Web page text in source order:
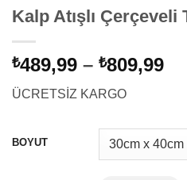
Kalp Atışlı Çerçeveli
₺489,99 – ₺809,99
ÜCRETSİZ KARGO
BOYUT